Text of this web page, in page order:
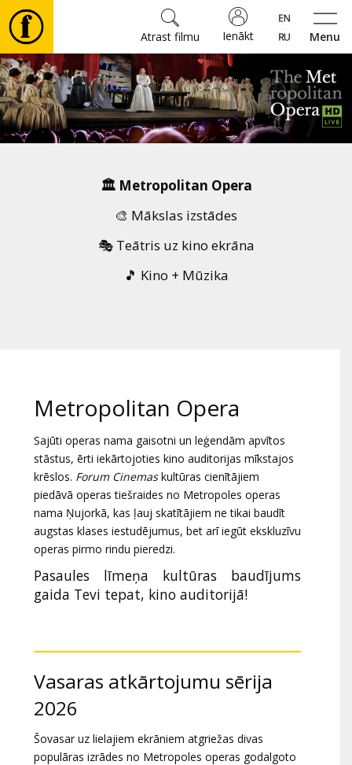
Menu
Ienākt
Atrast filmu
Filmas
🎵
Uzkodas
B2B
Kino
Klubs
🏛️ Metropolitan Opera
🎨 Mākslas izstādes
🎭 Teātris uz kino ekrāna
🎵 Kino + Mūzika
Metropolitan Opera
Sajūti operas nama gaisotni un leģendām apvītos
stāstus, ērti iekārtojoties kino auditorijas mīkstajos
krēslos. Forum Cinemaskultūras cienītājiem
piedāvā operas tiešraides no Metropoles operas
nama Ņujorkā, kas ļauj skatītājiem ne tikai baudīt
augstas klases iestudējumus, bet arī iegūt ekskluzīvu
operas pirmo rindu pieredzi.
Pasaules līmeņa kultūras baudījums
gaida Tevi tepat, kino auditorijā!
Vasaras atkārtojumu sērija
2026
Šovasar uz lielajiem ekrāniem atgriežas divas
populāras izrādes no Metropoles operas godalgoto